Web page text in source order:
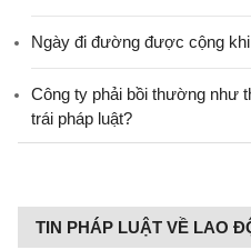
Ngày đi đường được cộng
Công ty phải bồi thường như
trái pháp luật?
TIN PHÁP LUẬT VỀ LAO